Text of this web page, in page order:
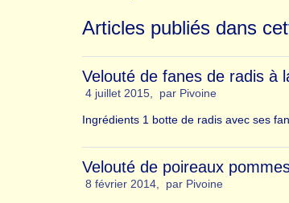
Articles publiés dans
Velouté de fanes de radis à
4 juillet 2015, par Pivoine
Ingrédients 1 botte de radis avec ses
Velouté de poireaux
8 février 2014, par Pivoine